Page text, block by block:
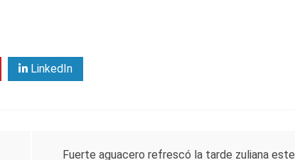
LinkedIn
Fuerte aguacero refrescó la tarde zuliana este